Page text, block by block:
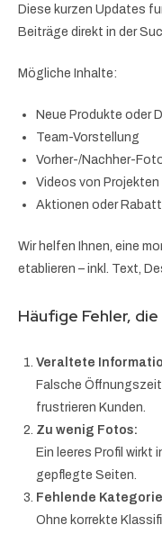
Diese kurzen Updates
Beiträge direkt in der
Mögliche Inhalte:
Neue Produkte oder
Team-Vorstellung
Vorher-/Nachher-
Videos von Projekten
Aktionen oder
Wir helfen Ihnen, eine
etablieren – inkl. Text,
Häufige Fehler,
Veraltete
Falsche
frustrieren Kunden.
Zu wenig Fotos:
Ein leeres Profil wirkt
gepflegte Seiten.
Fehlende
Ohne korrekte